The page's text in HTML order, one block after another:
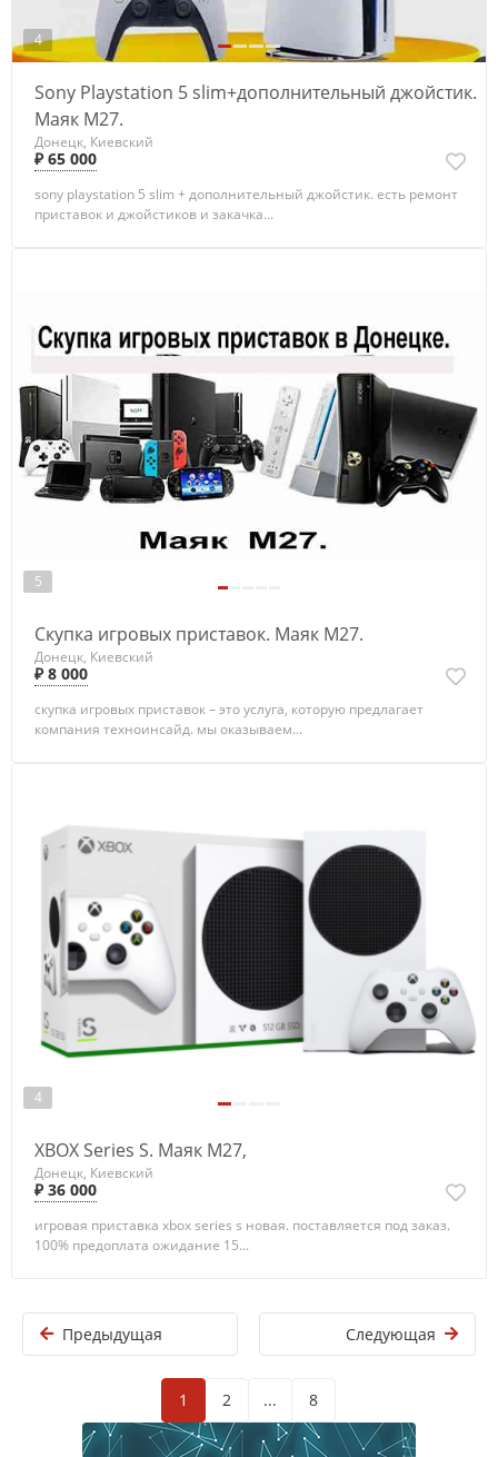
4
Sony Playstation 5 slim+дополнительный джойстик.
Маяк М27.
Донецк, Киевский
₽ 65 000
sony playstation 5 slim + дополнительный джойстик. есть ремонт
приставок и джойстиков и закачка...
5
Скупка игровых приставок. Маяк М27.
Донецк, Киевский
₽ 8 000
скупка игровых приставок – это услуга, которую предлагает
компания техноинсайд. мы оказываем...
4
XBOX Series S. Маяк М27,
Донецк, Киевский
₽ 36 000
игровая приставка xbox series s новая. поставляется под заказ.
100% предоплата ожидание 15...
Предыдущая Следующая
1 2 ... 8